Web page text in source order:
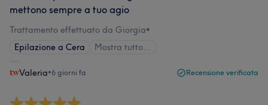
mettono sempre a tuo agio
Trattamento effettuato da Giorgia•
Epilazione a Cera
Mostra tutto…
Valeria•6 giorni fa Recensione verificata